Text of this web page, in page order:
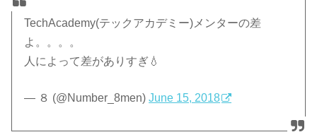
TechAcademy(テックアカデミー)メンターの差
よ。。。。
人によって差がありすぎ💧
— ８ (@Number_8men)June 15, 2018